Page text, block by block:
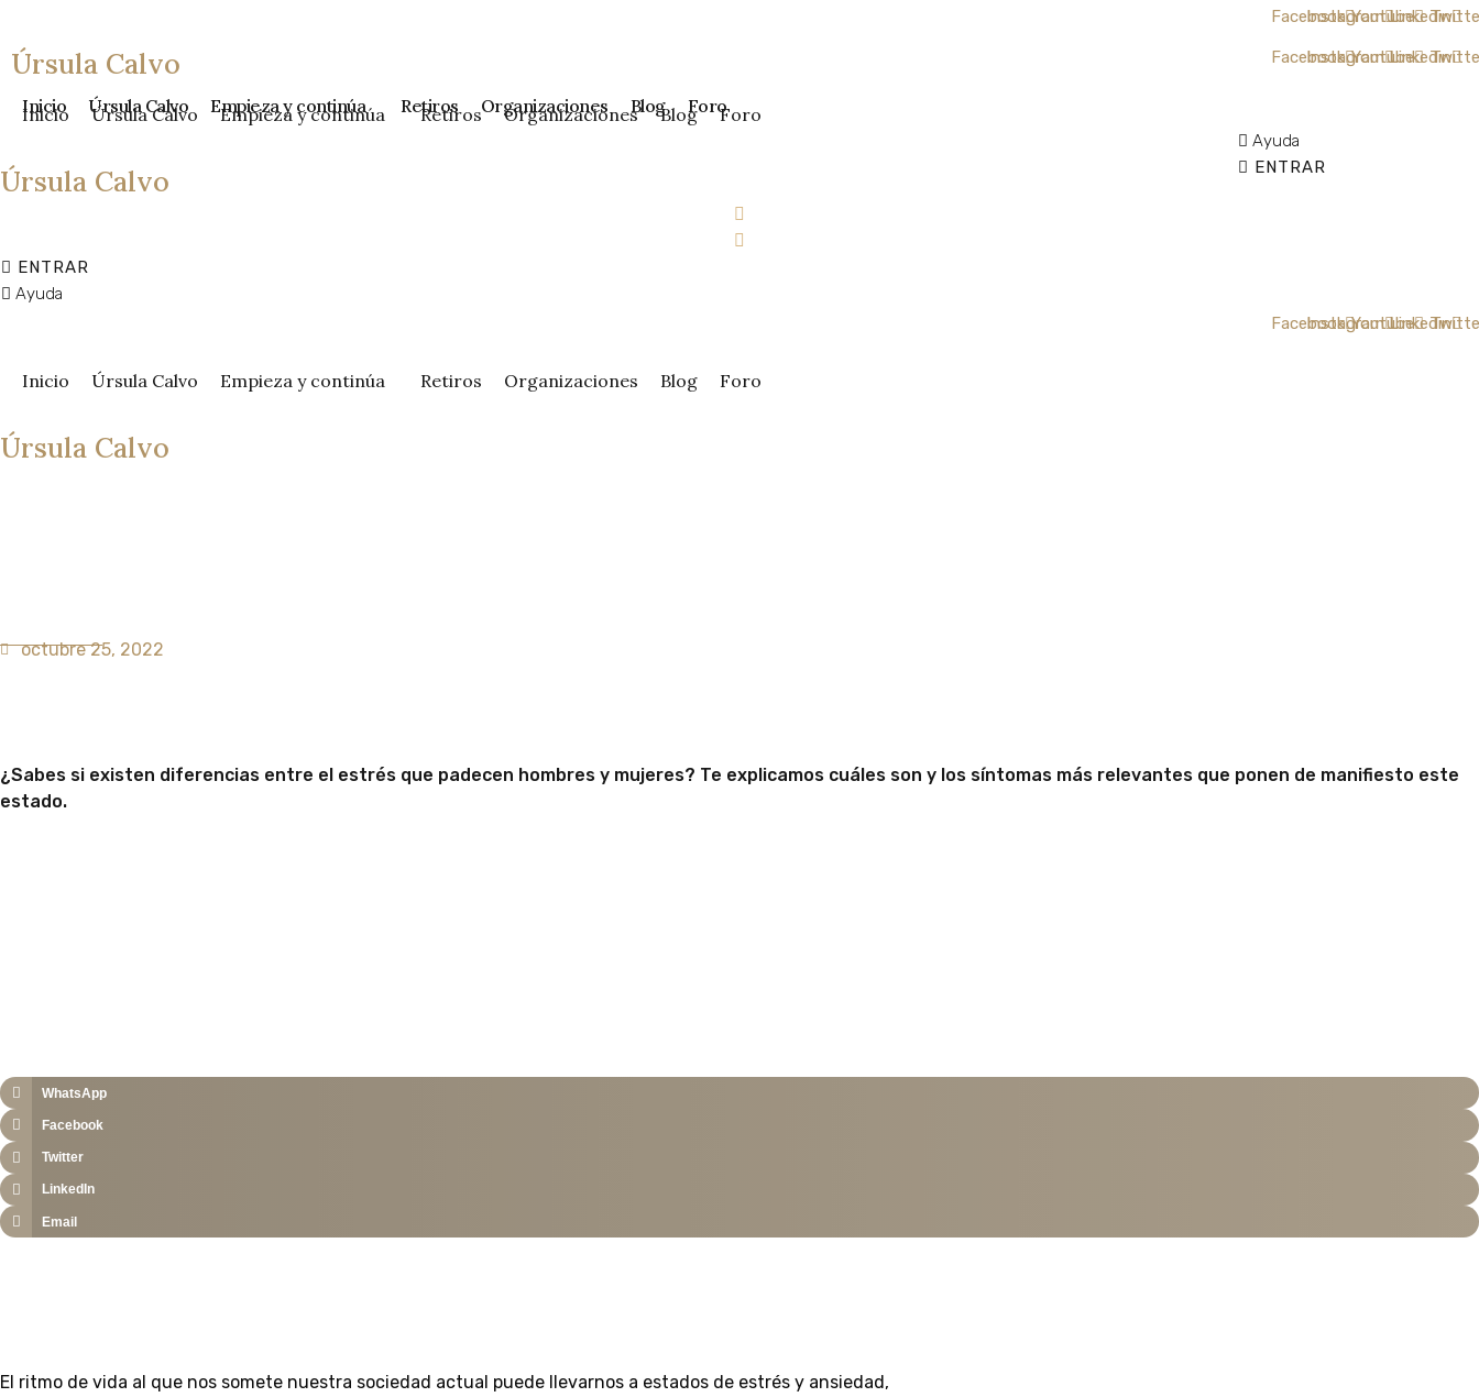
contenido
FacebookInstagramYoutubeLinkedin
Úrsula Calvo
Inicio Úrsula Calvo Empieza y continúa Retiros Organizaciones Blog Foro
Ayuda
ENTRAR
FacebookInstagramYoutubeLinkedin
Inicio Úrsula Calvo Empieza y continúa Retiros Organizaciones Blog Foro
Úrsula Calvo
ENTRAR
Ayuda
FacebookInstagramYoutubeLinkedin
Inicio Úrsula Calvo Empieza y continúa Retiros Organizaciones Blog Foro
Úrsula Calvo
octubre 25, 2022
¿Sabes si existen diferencias entre el estrés que padecen hombres y mujeres? Te explicamos cuáles son y los síntomas más relevantes que ponen de manifiesto este
estado.
WhatsApp
Facebook
Twitter
LinkedIn
Email
El ritmo de vida al que nos somete nuestra sociedad actual puede llevarnos a estados de estrés y ansiedad,